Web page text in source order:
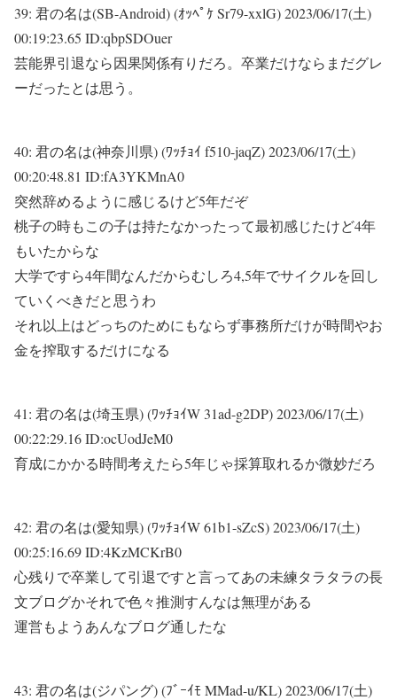
39: 君の名は(SB-Android) (ｵｯﾍﾟｹ Sr79-xxlG)2023/06/17(土)
00:19:23.65 ID:qbpSDOuer
芸能界引退なら因果関係有りだろ。卒業だけならまだグレ
ーだったとは思う。
40: 君の名は(神奈川県) (ﾜｯﾁｮｲ f510-jaqZ)2023/06/17(土)
00:20:48.81 ID:fA3YKMnA0
突然辞めるように感じるけど5年だぞ
桃子の時もこの子は持たなかったって最初感じたけど4年
もいたからな
大学ですら4年間なんだからむしろ4,5年でサイクルを回し
ていくべきだと思うわ
それ以上はどっちのためにもならず事務所だけが時間やお
金を搾取するだけになる
41: 君の名は(埼玉県) (ﾜｯﾁｮｲW 31ad-g2DP)2023/06/17(土)
00:22:29.16 ID:ocUodJeM0
育成にかかる時間考えたら5年じゃ採算取れるか微妙だろ
42: 君の名は(愛知県) (ﾜｯﾁｮｲW 61b1-sZcS)2023/06/17(土)
00:25:16.69 ID:4KzMCKrB0
心残りで卒業して引退ですと言ってあの未練タラタラの長
文ブログかそれで色々推測すんなは無理がある
運営もようあんなブログ通したな
43: 君の名は(ジパング) (ﾌﾞｰｲﾓ MMad-u/KL)2023/06/17(土)